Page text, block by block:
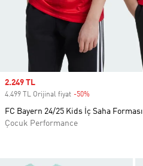
Sale price
2.249 TL
4.499 TL Orijinal fiyat -50%
FC Bayern 24/25 Kids İç Saha Forması
Çocuk Performance